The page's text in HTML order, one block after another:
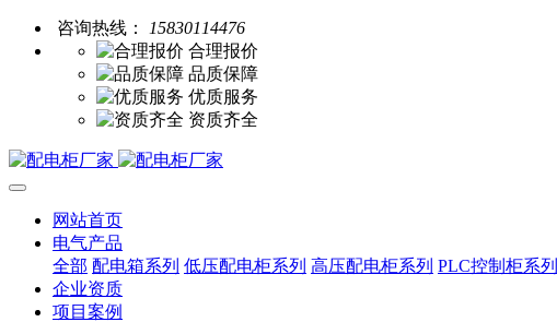
咨询热线：
15830114476
合理报价
品质保障
优质服务
资质齐全
网站首页
电气产品
全部 配电箱系列 低压配电柜系列 高压配电柜系列 PLC控制柜系列
企业资质
项目案例